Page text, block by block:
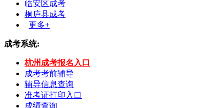
临安区成考
桐庐县成考
更多+
成考系统:
杭州成考报名入口
成考考前辅导
辅导信息查询
准考证打印入口
成绩查询